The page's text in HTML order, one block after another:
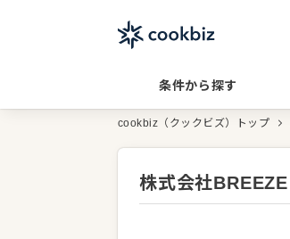
条件から探す
cookbiz（クックビズ）トップ
株式会社BREEZE